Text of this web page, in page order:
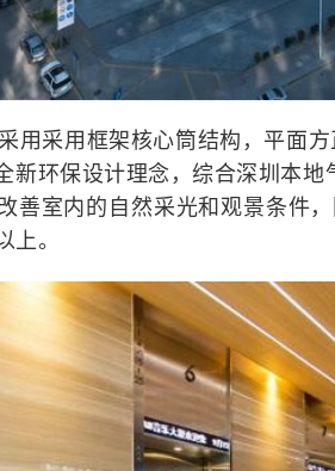
用采用框架核心筒结构，平面
新环保设计理念，综合深圳本
善室内的自然采光和观景条件
上。